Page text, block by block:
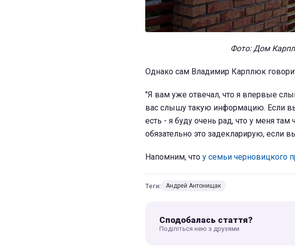
Фото: Дом
Однако сам Владимир Карплюк
"Я вам уже отвечал, что я впервые
вас слышу такую информацию. Если
есть - я буду очень рад, что у меня
обязательно это задекларирую, если
Напомним, что у семьи черновицкого
Теги: Андрей Антонищак
Сподобалась стаття?
Поділіться нею з друзями